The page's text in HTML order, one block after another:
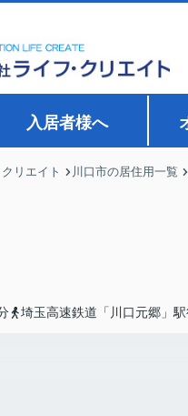
入居者様へ
リエイト 川口市の居住用一覧
埼玉高速鉄道「川口元郷」